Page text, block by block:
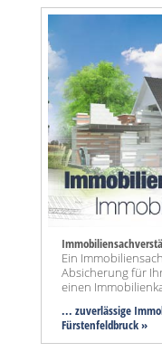
Ein
Absicherung für
einen
... zuverlässige
Fürstenfeldbruck »